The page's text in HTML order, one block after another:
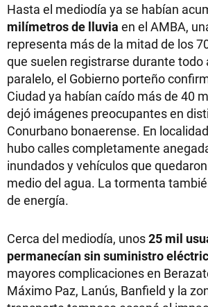
Hasta el mediodía ya se habían
milímetros de lluvia en el AMBA,
representa más de la mitad de los
que suelen registrarse durante todo
paralelo, el Gobierno porteño
Ciudad ya habían caído más de 40
dejó imágenes preocupantes en
Conurbano bonaerense. En
hubo calles completamente
inundados y vehículos que
medio del agua. La tormenta
de energía.
Cerca del mediodía, unos25 mil
permanecían sin suministro
mayores complicaciones en
Máximo Paz, Lanús, Banfield y la